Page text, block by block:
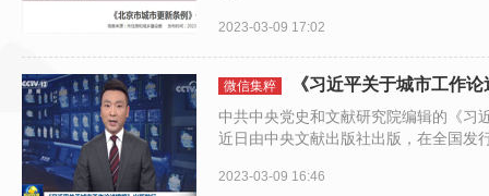
2023-03-09 17:02
微信集粹 《习近平关于城市工作
中共中央党史和文献研究院编辑的《习
近日由中央文献出版社出版，在全国发
2023-03-09 16:46